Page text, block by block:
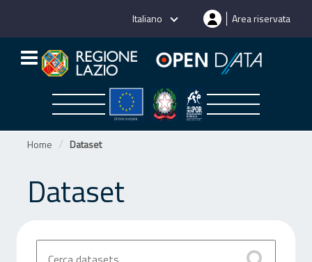
Italiano Area riservata
Home Dataset
Dataset